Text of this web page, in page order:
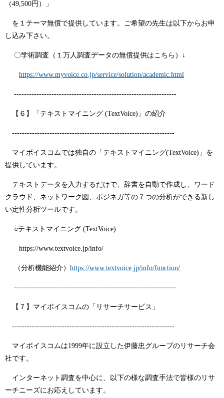
（49,500円）」
を１テーマ無償で提供しています。ご希望の先生は以下からお申
し込み下さい。
〇学術調査（１万人調査データの無償提供はこちら）↓
https://www.myvoice.co.jp/service/solution/academic.html
-----------------------------------------------------------------
【６】「テキストマイニング (TextVoice)」の紹介
-----------------------------------------------------------------
マイボイスコムでは独自の「テキストマイニング(TextVoice)」を
提供しています。
テキストデータを入力するだけで、辞書を自動で作成し、ワード
クラウド、ネットワーク図、ポジネガ等の７つの分析ができる新し
い定性分析ツールです。
○テキストマイニング (TextVoice)
https://www.textvoice.jp/info/
（分析機能紹介） https://www.textvoice.jp/info/function/
-----------------------------------------------------------------
【７】マイボイスコムの「リサーチサービス」
-----------------------------------------------------------------
マイボイスコムは1999年に設立した伊藤忠グループのリサーチ会
社です。
インターネット調査を中心に、以下の様な調査手法で皆様のリサ
ーチニーズにお応えしています。